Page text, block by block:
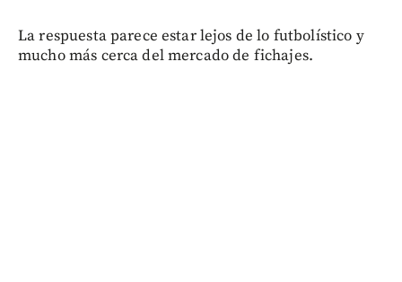
La respuesta parece estar lejos de lo futbolístico y
mucho más cerca del mercado de fichajes.